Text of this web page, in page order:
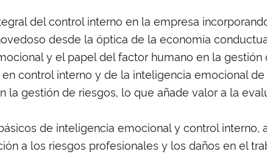
del control interno en la empresa
desde la óptica de la economía
y el papel del factor humano en la gestión
control interno y de la inteligencia emocional
la gestión de riesgos, lo que añade valor a la
de inteligencia emocional y control interno,
a los riesgos profesionales y los daños en el